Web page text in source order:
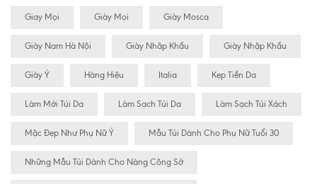
Giay Mọi Giày Mọi Giày Mosca
Giày Nam Hà Nội Giày Nhâp Khẩu Giày Nhập Khẩu
Giày Ý Hàng Hiệu Italia Kẹp Tiền Da
Làm Mới Túi Da Làm Sạch Túi Da Làm Sạch Túi Xách
Mặc Đẹp Như Phụ Nữ Ý Mẫu Túi Dành Cho Phụ Nữ Tuổi 30
Những Mẫu Túi Dành Cho Nàng Công Sở